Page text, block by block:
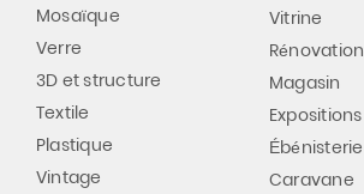
Mosaïque
Verre
3D et structure
Textile
Plastique
Vintage
Vitrine
Rénovation
Magasin
Expositions
Ébénisterie
Caravane